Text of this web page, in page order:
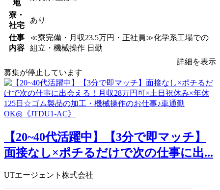
地
寮・
社宅
あり
仕事
内容
≪寮完備・月収23.5万円・正社員≫化学系工場での
組立・機械操作 日勤
詳細を表示
募集が停止しています
【20~40代活躍中】【3分で即マッチ】
面接なし×ポチるだけで次の仕事に出...
UTエージェント株式会社